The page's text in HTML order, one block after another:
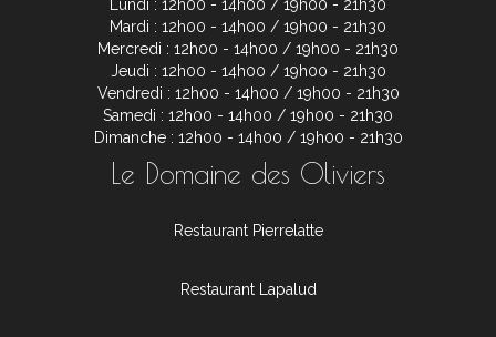
Lundi : 12h00 - 14h00 / 19h00 - 21h30
Mardi : 12h00 - 14h00 / 19h00 - 21h30
Mercredi : 12h00 - 14h00 / 19h00 - 21h30
Jeudi : 12h00 - 14h00 / 19h00 - 21h30
Vendredi : 12h00 - 14h00 / 19h00 - 21h30
Samedi : 12h00 - 14h00 / 19h00 - 21h30
Dimanche : 12h00 - 14h00 / 19h00 - 21h30
Le Domaine des Oliviers
Restaurant Pierrelatte
Restaurant Lapalud